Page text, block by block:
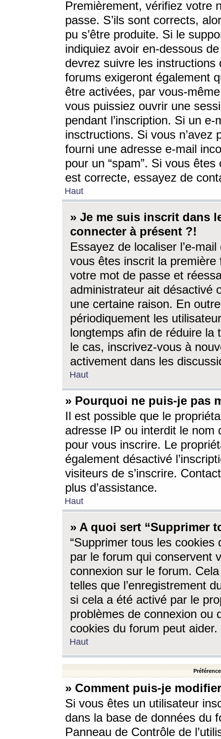
Premièrement, vérifiez votre
passe. S’ils sont corrects,
pu s’être produite. Si le
indiquiez avoir en-dessous
devrez suivre les
forums exigeront également
être activées, par vous-
vous puissiez ouvrir une
pendant l’inscription. Si un
insctructions. Si vous n’avez
fourni une adresse e-mail
pour un “spam”. Si vous
est correcte, essayez de
Haut
» Je me suis inscrit dans
connecter à présent ?!
Essayez de localiser l’e-
vous êtes inscrit la première
votre mot de passe et
administrateur ait désactivé
une certaine raison. En
périodiquement les
longtemps afin de réduire la
le cas, inscrivez-vous à
activement dans les
Haut
» Pourquoi ne puis-je pas
Il est possible que le
adresse IP ou interdit le nom
pour vous inscrire. Le
également désactivé
visiteurs de s’inscrire.
plus d’assistance.
Haut
» A quoi sert “Supprimer
“Supprimer tous les cookies
par le forum qui conservent
connexion sur le forum.
telles que l’enregistrement
si cela a été activé par le
problèmes de connexion ou
cookies du forum peut aider.
Haut
» Comment puis-je
Si vous êtes un utilisateur
dans la base de données du
Panneau de Contrôle de